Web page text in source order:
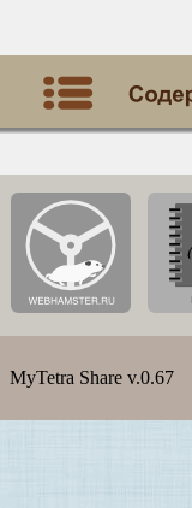
MyTetra Share v.0.67